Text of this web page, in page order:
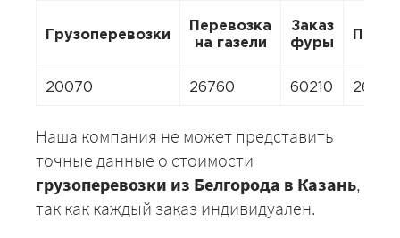
Грузоперевозки
Перевозка
на газели
Заказ
фуры
20070 26760 60210 26760
Наша компания не может представить
точные данные о стоимости
грузоперевозки из Белгорода в Казань,
так как каждый заказ индивидуален.